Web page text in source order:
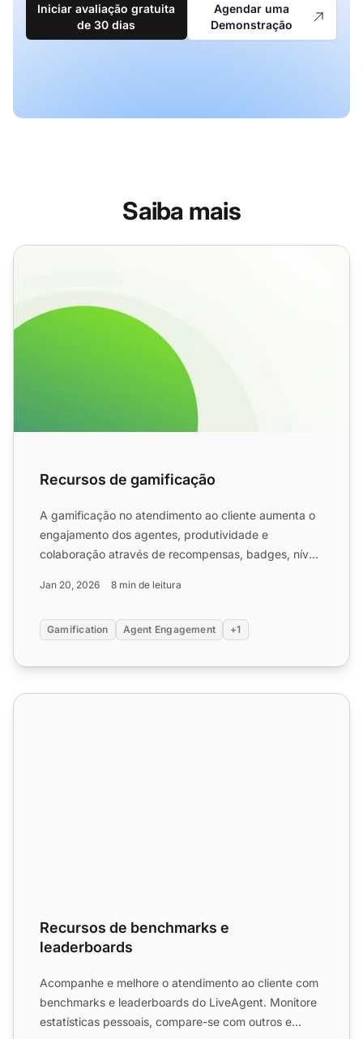
Iniciar avaliação gratuita
de 30 dias
Agendar uma
Demonstração
Saiba mais
Recursos de gamificação
Recursos de gamificação
A gamificação no atendimento ao cliente aumenta o
engajamento dos agentes, produtividade e
colaboração através de recompensas, badges, níveis
Jan 20, 2026 8 min de leitura
Gamification Agent Engagement +1
Recursos de benchmarks e leaderboards
Recursos de benchmarks e
leaderboards
Acompanhe e melhore o atendimento ao cliente com
benchmarks e leaderboards do LiveAgent. Monitore
estatísticas pessoais, compare-se com outros e